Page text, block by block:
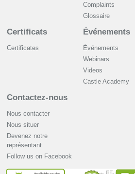
Complaints
Glossaire
Certificats
Certificates
Événements
Événements
Webinars
Videos
Castle Academy
Contactez-nous
Nous contacter
Nous situer
Devenez notre
représentant
Follow us on Facebook